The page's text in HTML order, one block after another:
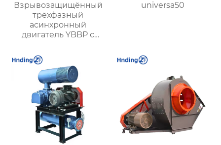
Взрывозащищённый
трёхфазный
асинхронный
двигатель YBBP с
регулированием
universa50